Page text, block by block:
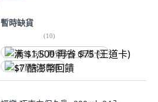
暫時缺貨
(10)
满 $1,500 再省 $75 (王道卡)
$7 酷澎幣回饋